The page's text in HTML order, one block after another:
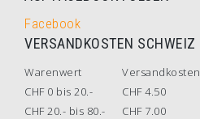
Facebook
VERSANDKOSTEN SCHWEIZ
Warenwert
Versandkosten
CHF 0 bis 20.-
CHF 4.50
CHF 20.- bis 80.-
CHF 7.00